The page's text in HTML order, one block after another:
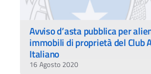
Avviso d’asta pubblica per
immobili di proprietà del Club
Italiano
16 Agosto 2020